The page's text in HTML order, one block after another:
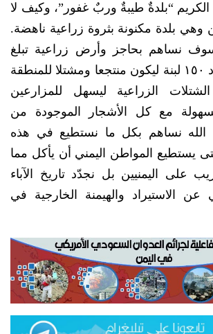
“بلدةٌ طيبةٌ وربٌ غفور”، وكيف لا
وهي بلدة مكنونة بثروة زراعية ناهضة.
نساهم بحاجز وأرض زراعية تبلغ
مساحتها في حدود ١٥٠ لبنة ليكون منتجعا ومشتلا للمنطقة
الزراعية ليسهل للمزارعين
مع كل الأشجار الموجودة من
الله نساهم بكل ما نستطيع في هذه
حتى يستطيع المواطن اليمني أن يأكل مما
على اليمنيين بل نجدّد تاريخ الآباء
عن الاستيراد والهيمنة الخارجية في